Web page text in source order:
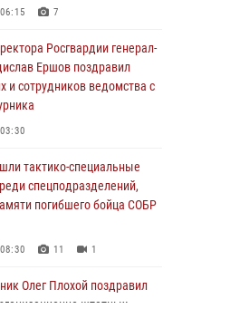
7
Росгвардии генерал-
Ершов поздравил
и сотрудников ведомства с
тактико-специальные
спецподразделений,
погибшего бойца СОБР
11 1
Олег Плохой поздравил
штатных